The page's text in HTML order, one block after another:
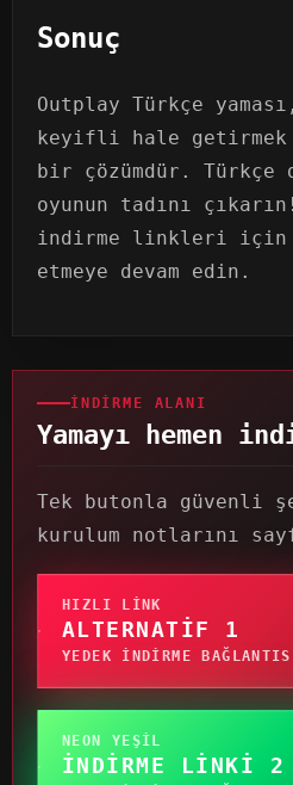
Sonuç
Outplay Türkçe
keyifli hale getirmek
bir çözümdür.
oyunun tadını
indirme linkleri için
etmeye devam edin.
İNDIRME ALANI
Yamayı hemen
Tek butonla güvenli
kurulum notlarını
HIZLI LINK
ALTERNATIF 1
YEDEK INDIRME
NEON YEŞIL
İNDIRME LINKI 2